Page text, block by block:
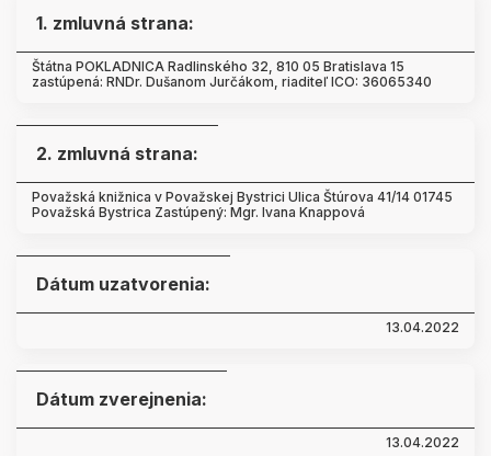
1. zmluvná strana:
Štátna POKLADNICA Radlinského 32, 810 05 Bratislava 15
zastúpená: RNDr. Dušanom Jurčákom, riaditeľ ICO: 36065340
2. zmluvná strana:
Považská knižnica v Považskej Bystrici Ulica Štúrova 41/14 01745
Považská Bystrica Zastúpený: Mgr. Ivana Knappová
Dátum uzatvorenia:
13.04.2022
Dátum zverejnenia:
13.04.2022